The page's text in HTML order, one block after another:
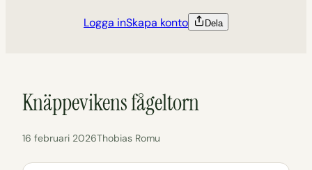
Logga inSkapa konto Dela
Knäppevikens fågeltorn
16 februari 2026Thobias Romu